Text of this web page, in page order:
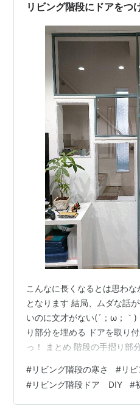
リビング階段にドアを
こんなに長くなるとは思わ
となります 結局、ムダな話
いのに文才がない(´；ω；｀
り部分を埋める ドアを取り
っ！ まとめ 階段の手摺り部
きます 本来ならしっかりビ
変化が（ソリとか歪み）ある
の兼ね合いも気になります
#リビング階段の寒さ #リ
#リビング階段ドア DIY #